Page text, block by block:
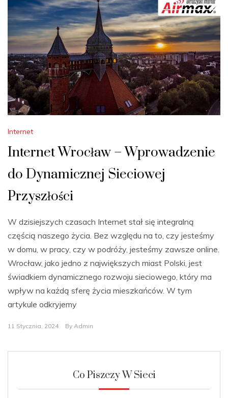
Internet
Internet Wrocław – Wprowadzenie
do Dynamicznej Sieciowej
Przyszłości
W dzisiejszych czasach Internet stał się integralną
częścią naszego życia. Bez względu na to, czy jesteśmy
w domu, w pracy, czy w podróży, jesteśmy zawsze online.
Wrocław, jako jedno z największych miast Polski, jest
świadkiem dynamicznego rozwoju sieciowego, który ma
wpływ na każdą sferę życia mieszkańców. W tym
artykule odkryjemy
11 Stycznia, 2024 By Admin
Co Piszczy W Sieci